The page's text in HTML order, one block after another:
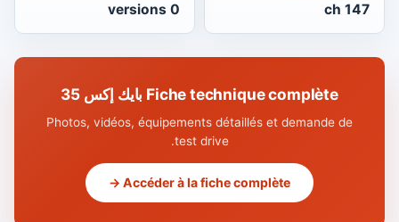
147 ch
0 versions
Fiche technique complète بايك إكس 35
Photos, vidéos, équipements détaillés et demande de
test drive.
Accéder à la fiche complète →